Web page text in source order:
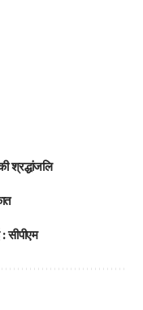
श्रद्धांजलि
सीपीएम